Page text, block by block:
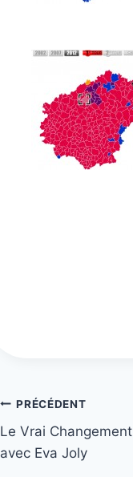
Navigation
de
PRÉCÉDENT
Le Vrai Changement
avec Eva Joly